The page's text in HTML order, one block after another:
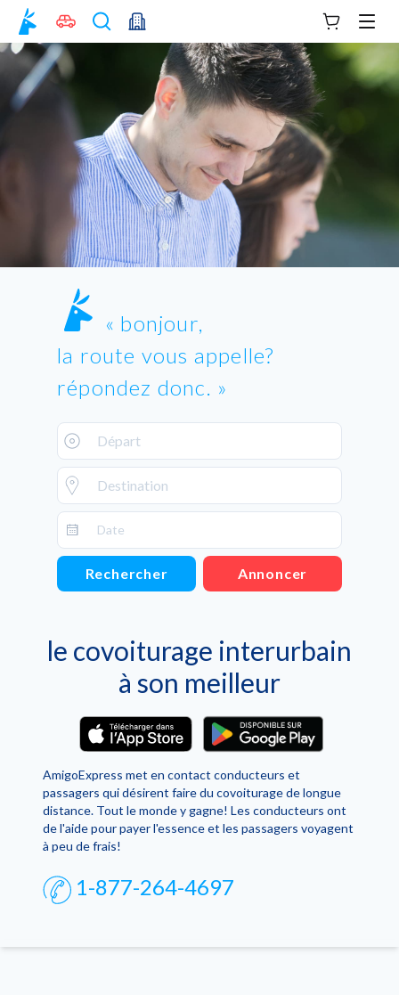
Votre panier
bonjour,
la route vous appelle?
répondez donc.
Rechercher Annoncer
le covoiturage interurbain
à son meilleur
AmigoExpress met en contact conducteurs et
passagers qui désirent faire du covoiturage de longue
distance. Tout le monde y gagne! Les conducteurs ont
de l'aide pour payer l'essence et les passagers voyagent
à peu de frais!
1-877-264-4697